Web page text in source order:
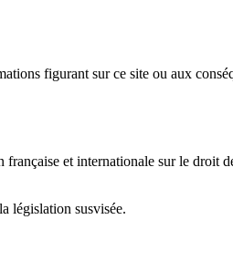
figurant sur ce site ou aux
et internationale sur le droit
législation susvisée.